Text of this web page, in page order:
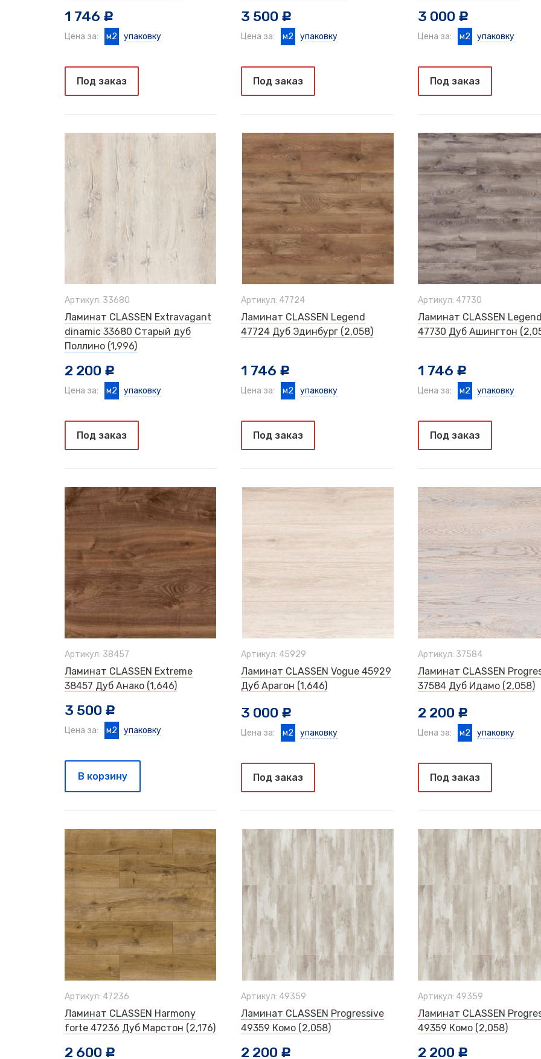
1 746 c
Цена за: м2 упаковку
Под заказ
3 500 c
Цена за: м2 упаковку
Под заказ
3 000 c
Цена за: м2 упаковку
Под заказ
Артикул: 33680
Ламинат CLASSEN Extravagant
dinamic 33680 Старый дуб
Поллино (1,996)
2 200 c
Цена за: м2 упаковку
Под заказ
Артикул: 47724
Ламинат CLASSEN Legend
47724 Дуб Эдинбург (2,058)
1 746 c
Цена за: м2 упаковку
Под заказ
Артикул: 47730
Ламинат CLASSEN
47730 Дуб Ашингтон
1 746 c
Цена за: м2 упаковку
Под заказ
Артикул: 38457
Ламинат CLASSEN Extreme
38457 Дуб Анако (1,646)
3 500 c
Цена за: м2 упаковку
В корзину
Артикул: 45929
Ламинат CLASSEN Vogue 45929
Дуб Арагон (1,646)
3 000 c
Цена за: м2 упаковку
Под заказ
Артикул: 37584
Ламинат CLASSEN
37584 Дуб Идамо (2,058)
2 200 c
Цена за: м2 упаковку
Под заказ
Артикул: 47236
Ламинат CLASSEN Harmony
forte 47236 Дуб Марстон (2,176)
2 600 c
Артикул: 49359
Ламинат CLASSEN Progressive
49359 Комо (2,058)
2 200 c
Артикул: 49359
Ламинат CLASSEN
49359 Комо (2,058)
2 200 c